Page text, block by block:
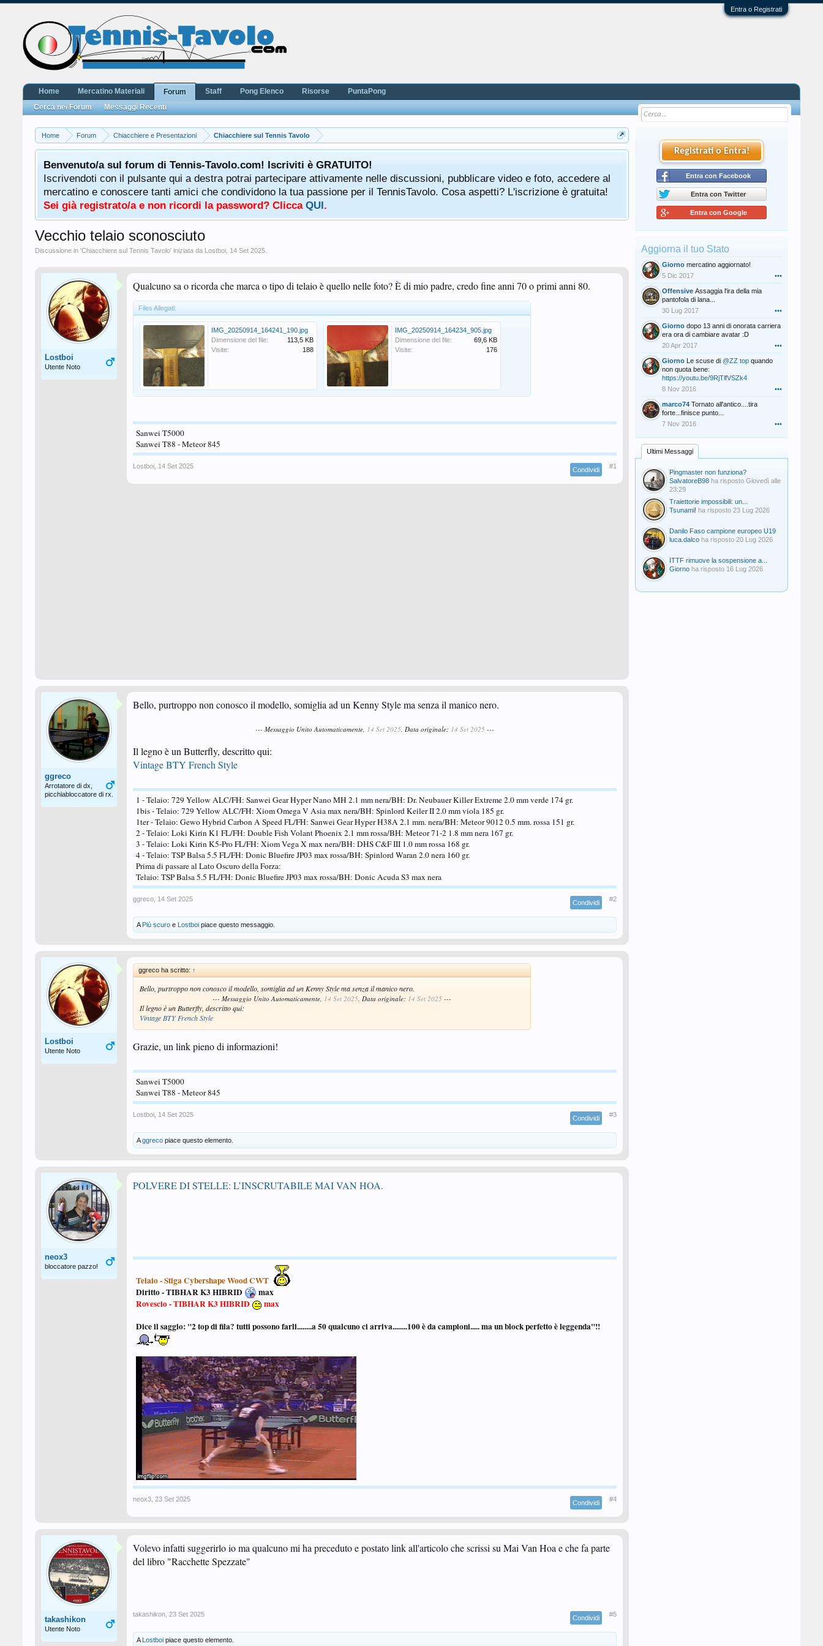
Entra o Registrati
Home Forum Chiacchiere e Presentazioni Chiacchiere sul Tennis Tavolo
Benvenuto/a sul forum di Tennis-Tavolo.com! Iscriviti è GRATUITO!
Iscrivendoti con il pulsante qui a destra potrai partecipare attivamente nelle discussioni, pubblicare video e foto, accedere al
mercatino e conoscere tanti amici che condividono la tua passione per il TennisTavolo. Cosa aspetti? L'iscrizione è gratuita!
Sei già registrato/a e non ricordi la password? Clicca QUI.
Vecchio telaio sconosciuto
Discussione in 'Chiacchiere sul Tennis Tavolo' iniziata da Lostboi 14 Set 2025
Lostboi
Utente Noto
Qualcuno sa o ricorda che marca o tipo di telaio è quello nelle foto? È di mio padre, credo fine anni 70 o primi anni 80.
Files Allegati:
IMG_20250914_164241_190.jpg
Dimensione del file:
113,5 KB
Visite:
188
IMG_20250914_164234_905.jpg
Dimensione del file:
69,6 KB
Visite:
176
Sanwei T5000
Sanwei T88 - Meteor 845
Lostboi 14 Set 2025 Condividi #1
ggreco
Arrotatore di dx,
picchiabloccatore di rx.
Bello, purtroppo non conosco il modello, somiglia ad un Kenny Style ma senza il manico nero.
--- Messaggio Unito Automaticamente, 14 Set 2025, Data originale: 14 Set 2025 ---
Il legno è un Butterfly, descritto qui:
Vintage BTY French Style
1 - Telaio: 729 Yellow ALC/FH: Sanwei Gear Hyper Nano MH 2.1 mm nera/BH: Dr. Neubauer Killer Extreme 2.0 mm verde 174 gr.
1bis - Telaio: 729 Yellow ALC/FH: Xiom Omega V Asia max nera/BH: Spinlord Keiler II 2.0 mm viola 185 gr.
1ter - Telaio: Gewo Hybrid Carbon A Speed FL/FH: Sanwei Gear Hyper H38A 2.1 mm. nera/BH: Meteor 9012 0.5 mm. rossa 151 gr.
2 - Telaio: Loki Kirin K1 FL/FH: Double Fish Volant Phoenix 2.1 mm rossa/BH: Meteor 71-2 1.8 mm nera 167 gr.
3 - Telaio: Loki Kirin K5-Pro FL/FH: Xiom Vega X max nera/BH: DHS C&F III 1.0 mm rossa 168 gr.
4 - Telaio: TSP Balsa 5.5 FL/FH: Donic Bluefire JP03 max rossa/BH: Spinlord Waran 2.0 nera 160 gr.
Prima di passare al Lato Oscuro della Forza:
Telaio: TSP Balsa 5.5 FL/FH: Donic Bluefire JP03 max rossa/BH: Donic Acuda S3 max nera
ggreco 14 Set 2025 Condividi #2
A Più scuro e Lostboi piace questo messaggio.
Lostboi
Utente Noto
ggreco ha scritto: ↑
Bello, purtroppo non conosco il modello, somiglia ad un Kenny Style ma senza il manico nero.
--- Messaggio Unito Automaticamente, 14 Set 2025, Data originale: 14 Set 2025 ---
Il legno è un Butterfly, descritto qui:
Vintage BTY French Style
Grazie, un link pieno di informazioni!
Sanwei T5000
Sanwei T88 - Meteor 845
Lostboi 14 Set 2025 Condividi #3
Aggreco piace questo elemento.
neox3
bloccatore pazzo!
POLVERE DI STELLE: L’INSCRUTABILE MAI VAN HOA.
Telaio - StigaCybershape Wood CWT
Diritto - TIBHAR K3 HIBRID
max
Rovescio - TIBHAR K3 HIBRID
max
Dice il saggio: "2 top di fila? tutti possono farli........a 50 qualcuno ci arriva........100 è da campioni..... ma un block perfetto è leggenda"!!
neox3 23 Set 2025 Condividi #4
takashikon
Utente Noto
Volevo infatti suggerirlo io ma qualcuno mi ha preceduto e postato link all'articolo che scrissi su Mai Van Hoa e che fa parte
del libro "Racchette Spezzate"
takashikon 23 Set 2025 Condividi #5
A Lostboi piace questo elemento.
Registrati o Entra!
Entra con Facebook
Entra con Twitter
Entra con Google
Aggiorna il tuo Stato
Giorno mercatino aggiornato!
5 Dic 2017
•••
Offensive Assaggia l'ira della mia
pantofola di lana...
30 Lug 2017
•••
Giorno dopo 13 anni di onorata carriera
era ora di cambiare avatar :D
20 Apr 2017
•••
Giorno Le scuse di @ZZ top quando
non quota bene:
https://youtu.be/9RjTlfVSZk4
8 Nov 2016
•••
marco74 Tornato all'antico....tira
forte...finisce punto...
7 Nov 2016
•••
Ultimi Messaggi
Pingmaster non funziona?
SalvatoreB98 ha risposto Giovedì alle
23:29
Traiettorie impossibili: un...
Tsunami! ha risposto 23 Lug 2026
Danilo Faso campione europeo U19
luca.dalco ha risposto 20 Lug 2026
ITTF rimuove la sospensione a...
Giorno ha risposto 16 Lug 2026
Home Mercatino Materiali
Forum
Cerca nei Forum
Messaggi Recenti
Staff Pong Elenco Risorse PuntaPong